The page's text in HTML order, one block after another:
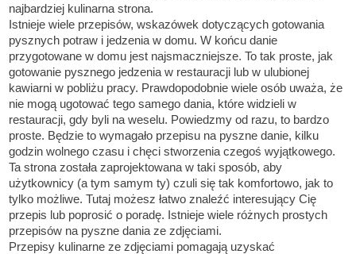
najbardziej kulinarna strona.
Istnieje wiele przepisów, wskazówek dotyczących gotowania
pysznych potraw i jedzenia w domu. W końcu danie
przygotowane w domu jest najsmaczniejsze. To tak proste, jak
gotowanie pysznego jedzenia w restauracji lub w ulubionej
kawiarni w pobliżu pracy. Prawdopodobnie wiele osób uważa, że
nie mogą ugotować tego samego dania, które widzieli w
restauracji, gdy byli na weselu. Powiedzmy od razu, to bardzo
proste. Będzie to wymagało przepisu na pyszne danie, kilku
godzin wolnego czasu i chęci stworzenia czegoś wyjątkowego.
Ta strona została zaprojektowana w taki sposób, aby
użytkownicy (a tym samym ty) czuli się tak komfortowo, jak to
tylko możliwe. Tutaj możesz łatwo znaleźć interesujący Cię
przepis lub poprosić o poradę. Istnieje wiele różnych prostych
przepisów na pyszne dania ze zdjęciami.
Przepisy kulinarne ze zdjęciami pomagają uzyskać